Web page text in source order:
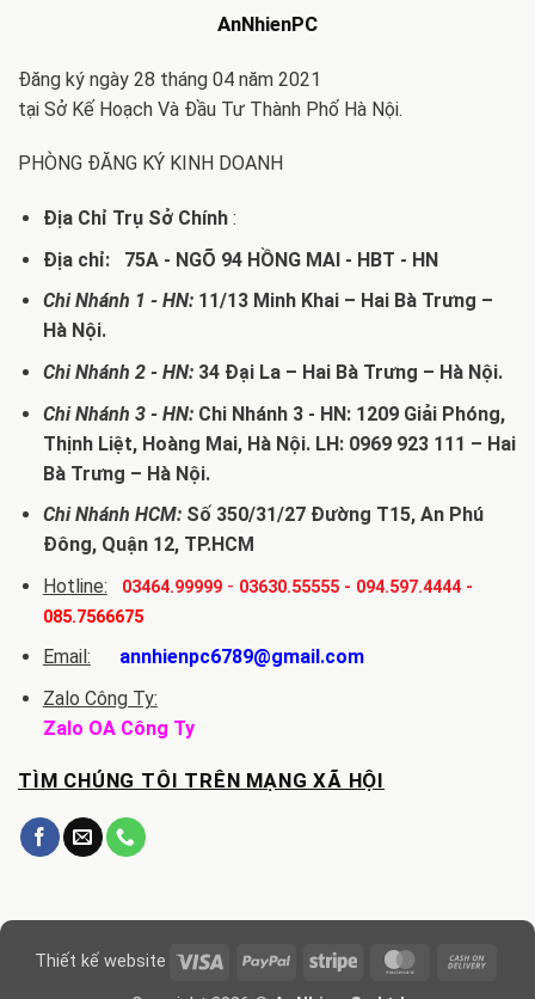
AnNhienPC
Đăng ký ngày 28 tháng 04 năm 2021
tại Sở Kế Hoạch Và Đầu Tư Thành Phố Hà Nội.
PHÒNG ĐĂNG KÝ KINH DOANH
Địa Chỉ Trụ Sở Chính:
Địa chỉ: 75A - NGÕ 94 HỒNG MAI - HBT - HN
Chi Nhánh 1 - HN:11/13 Minh Khai – Hai Bà Trưng –
Hà Nội.
Chi Nhánh 2 - HN:34 Đại La – Hai Bà Trưng – Hà Nội.
Chi Nhánh 3 - HN:Chi Nhánh 3 - HN: 1209 Giải Phóng,
Thịnh Liệt, Hoàng Mai, Hà Nội. LH: 0969 923 111 – Hai
Bà Trưng – Hà Nội.
Chi Nhánh HCM:Số 350/31/27 Đường T15, An Phú
Đông, Quận 12, TP.HCM
Hotline:
03464.99999- 03630.55555- 094.597.4444-
085.7566675
Email:
annhienpc6789@gmail.com
Zalo Công Ty:
Zalo OA Công Ty
TÌM CHÚNG TÔI TRÊN MẠNG XÃ HỘI
Thiết kế website Visa PayPal Stripe MasterCard